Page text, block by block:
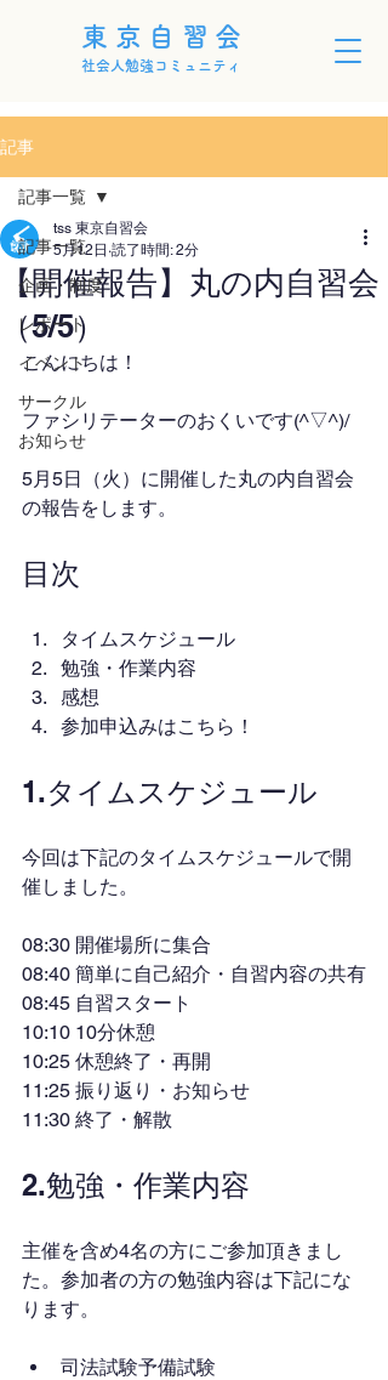
東京自習会
社会人勉強コミュニティ
記事
記事一覧
企画・制度
レポート
イベント
サークル
お知らせ
記事一覧
【開催報告】丸の内自習会
（5/5）
tss 東京自習会
5月12日 読了時間: 2分
こんにちは！
ファシリテーターのおくいです(^▽^)/
5月5日（火）に開催した丸の内自習会
の報告をします。
目次
タイムスケジュール
勉強・作業内容
感想
参加申込みはこちら！
1.タイムスケジュール
今回は下記のタイムスケジュールで開
催しました。
08:30 開催場所に集合
08:40 簡単に自己紹介・自習内容の共有
08:45 自習スタート
10:10 10分休憩
10:25 休憩終了・再開
11:25 振り返り・お知らせ
11:30 終了・解散
2.勉強・作業内容
主催を含め4名の方にご参加頂きまし
た。参加者の方の勉強内容は下記にな
ります。
司法試験予備試験